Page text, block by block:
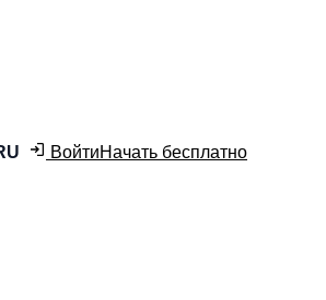
ВойтиНачать бесплатно